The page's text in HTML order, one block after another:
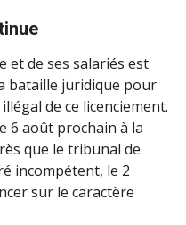
et de ses salariés est
bataille juridique pour
de ce licenciement.
6 août prochain à la
que le tribunal de
incompétent, le 2
sur le caractère